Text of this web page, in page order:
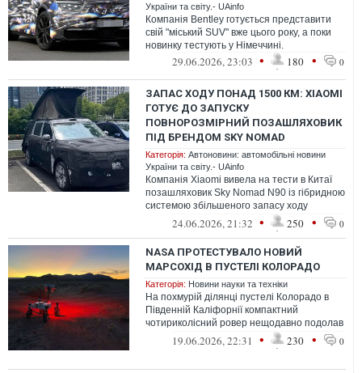
України та світу.- UAinfo
Компанія Bentley готується представити
свій "міський SUV" вже цього року, а поки
новинку тестують у Німеччині.
29.06.2026, 23:03 • 180 • 0
ЗАПАС ХОДУ ПОНАД 1500 КМ: XIAOMI
ГОТУЄ ДО ЗАПУСКУ
ПОВНОРОЗМІРНИЙ ПОЗАШЛЯХОВИК
ПІД БРЕНДОМ SKY NOMAD
Категорія: Автоновини: автомобільні новини
України та світу.- UAinfo
Компанія Xiaomi вивела на тести в Китаї
позашляховик Sky Nomad N90 із гібридною
системою збільшеного запасу ходу
(EREV).24.06.2026, 21:32 • 250 • 0
NASA ПРОТЕСТУВАЛО НОВИЙ
МАРСОХІД В ПУСТЕЛІ КОЛОРАДО
Категорія: Новини науки та техніки
На похмурій ділянці пустелі Колорадо в
Південній Каліфорнії компактний
чотириколісний ровер нещодавно подолав
близько 26 кілометрів з мінімальним втру...
19.06.2026, 22:31 • 230 • 0